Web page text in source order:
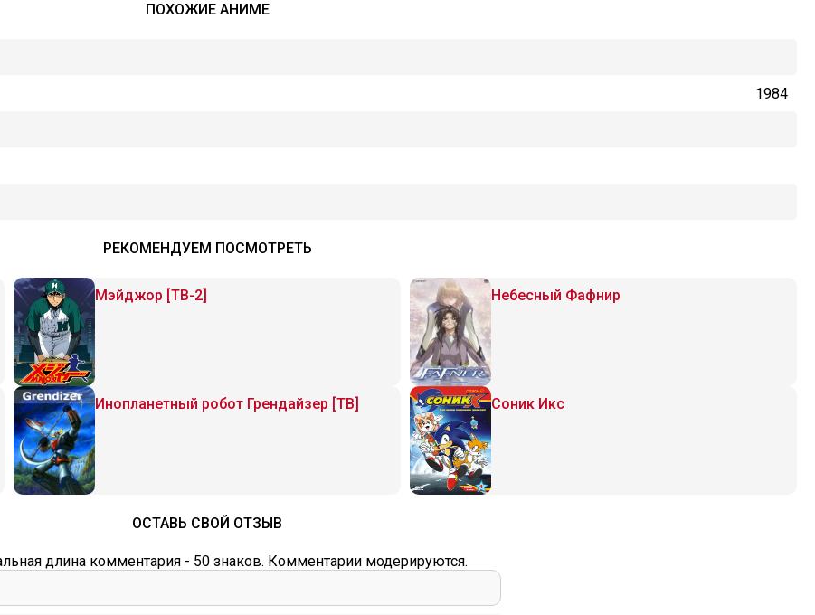
ПОХОЖИЕ АНИМЕ
1984
РЕКОМЕНДУЕМ ПОСМОТРЕТЬ
Мэйджор [ТВ-2] Небесный Фафнир
Инопланетный робот Грендайзер [ТВ] Соник Икс
ОСТАВЬ СВОЙ ОТЗЫВ
длина комментария - 50 знаков. Комментарии модерируются.